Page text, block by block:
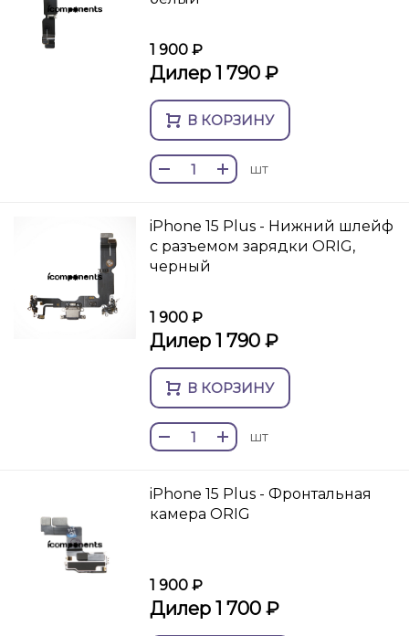
1 900 ₽
Дилер 1 790 ₽
В КОРЗИНУ
шт
iPhone 15 Plus - Нижний шлейф
с разъемом зарядки ORIG,
черный
1 900 ₽
Дилер 1 790 ₽
В КОРЗИНУ
шт
iPhone 15 Plus - Фронтальная
камера ORIG
1 900 ₽
Дилер 1 700 ₽